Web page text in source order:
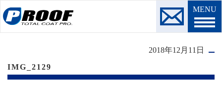
MENU
2018年12月11日
IMG_2129